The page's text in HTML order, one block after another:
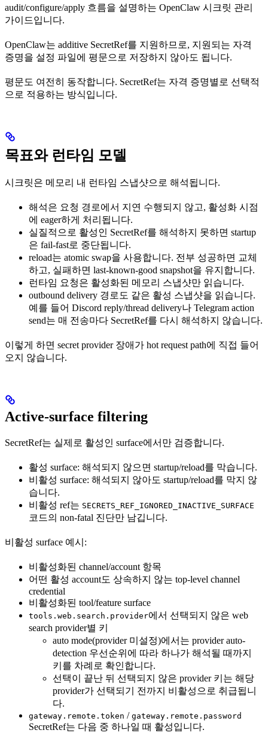
audit/configure/apply 흐름을 설명하는 OpenClaw 시크릿 관리
가이드입니다.
OpenClaw는 additive SecretRef를 지원하므로, 지원되는 자격
증명을 설정 파일에 평문으로 저장하지 않아도 됩니다.
평문도 여전히 동작합니다. SecretRef는 자격 증명별로 선택적
으로 적용하는 방식입니다.
목표와 런타임 모델
시크릿은 메모리 내 런타임 스냅샷으로 해석됩니다.
해석은 요청 경로에서 지연 수행되지 않고, 활성화 시점
에 eager하게 처리됩니다.
실질적으로 활성인 SecretRef를 해석하지 못하면 startup
은 fail-fast로 중단됩니다.
reload는 atomic swap을 사용합니다. 전부 성공하면 교체
하고, 실패하면 last-known-good snapshot을 유지합니다.
런타임 요청은 활성화된 메모리 스냅샷만 읽습니다.
outbound delivery 경로도 같은 활성 스냅샷을 읽습니다.
예를 들어 Discord reply/thread delivery나 Telegram action
send는 매 전송마다 SecretRef를 다시 해석하지 않습니다.
이렇게 하면 secret provider 장애가 hot request path에 직접 들어
오지 않습니다.
Active-surface filtering
SecretRef는 실제로 활성인 surface에서만 검증합니다.
활성 surface: 해석되지 않으면 startup/reload를 막습니다.
비활성 surface: 해석되지 않아도 startup/reload를 막지 않
습니다.
비활성 ref는 SECRETS_REF_IGNORED_INACTIVE_SURFACE
코드의 non-fatal 진단만 남깁니다.
비활성 surface 예시:
비활성화된 channel/account 항목
어떤 활성 account도 상속하지 않는 top-level channel
credential
비활성화된 tool/feature surface
tools.web.search.provider에서 선택되지 않은 web
search provider별 키
auto mode(provider 미설정)에서는 provider auto-
detection 우선순위에 따라 하나가 해석될 때까지
키를 차례로 확인합니다.
선택이 끝난 뒤 선택되지 않은 provider 키는 해당
provider가 선택되기 전까지 비활성으로 취급됩니
다.
gateway.remote.token / gateway.remote.password
SecretRef는 다음 중 하나일 때 활성입니다.